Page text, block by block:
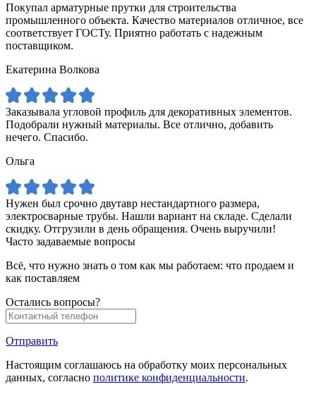
Покупал арматурные прутки для строительства
промышленного объекта. Качество материалов отличное, все
соответствует ГОСТу. Приятно работать с надежным
поставщиком.
Екатерина Волкова
Заказывала угловой профиль для декоративных элементов.
Подобрали нужный материалы. Все отлично, добавить
нечего. Спасибо.
Ольга
Нужен был срочно двутавр нестандартного размера,
электросварные трубы. Нашли вариант на складе. Сделали
скидку. Отгрузили в день обращения. Очень выручили!
Часто задаваемые вопросы
Всё, что нужно знать о том как мы работаем: что продаем и
как поставляем
Остались вопросы?
Отправить
Настоящим соглашаюсь на обработку моих персональных
данных, согласно политике конфиденциальности.